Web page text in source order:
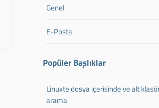
Genel
E-Posta
Popüler Başlıklar
Linuxte dosya içerisinde ve alt
arama